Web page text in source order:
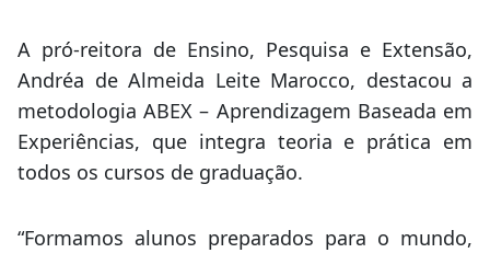
A pró-reitora de Ensino, Pesquisa e Extensão,
Andréa de Almeida Leite Marocco, destacou a
metodologia ABEX – Aprendizagem Baseada em
Experiências, que integra teoria e prática em
todos os cursos de graduação.
“Formamos alunos preparados para o mundo,